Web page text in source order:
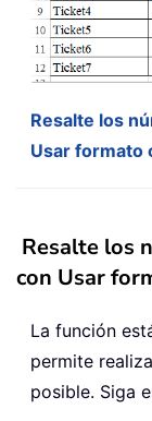
Resalte los
Usar formato
Resalte los
con Usar
La función
permite
posible. Siga